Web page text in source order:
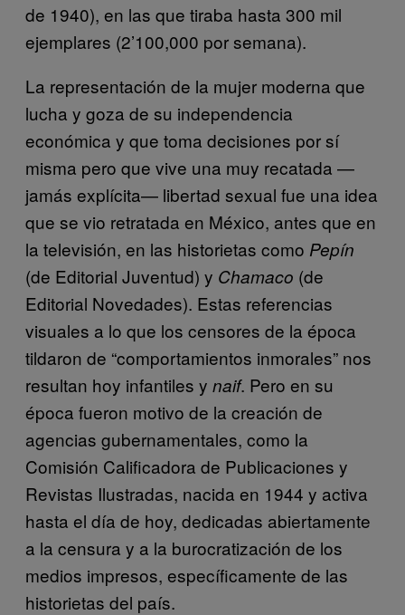
de 1940), en las que tiraba hasta 300 mil
ejemplares (2’100,000 por semana).
La representación de la mujer moderna que
lucha y goza de su independencia
económica y que toma decisiones por sí
misma pero que vive una muy recatada —
jamás explícita— libertad sexual fue una idea
que se vio retratada en México, antes que en
la televisión, en las historietas como Pepín
(de Editorial Juventud) y Chamaco (de
Editorial Novedades). Estas referencias
visuales a lo que los censores de la época
tildaron de “comportamientos inmorales” nos
resultan hoy infantiles y naif. Pero en su
época fueron motivo de la creación de
agencias gubernamentales, como la
Comisión Calificadora de Publicaciones y
Revistas Ilustradas, nacida en 1944 y activa
hasta el día de hoy, dedicadas abiertamente
a la censura y a la burocratización de los
medios impresos, específicamente de las
historietas del país.